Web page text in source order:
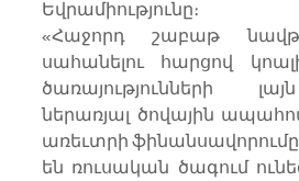
Եվրամիությունը։
«Հաջորդ շաբաթ
սահանելու հարցով
ծառայությունների
ներառյալ ծովային
առեւտրի
են ռուսական ծագում